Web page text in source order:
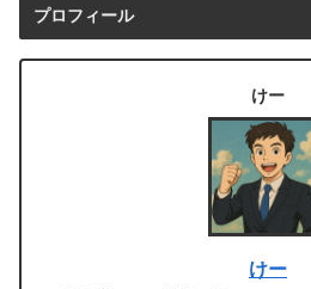
プロフィール
けー
けー